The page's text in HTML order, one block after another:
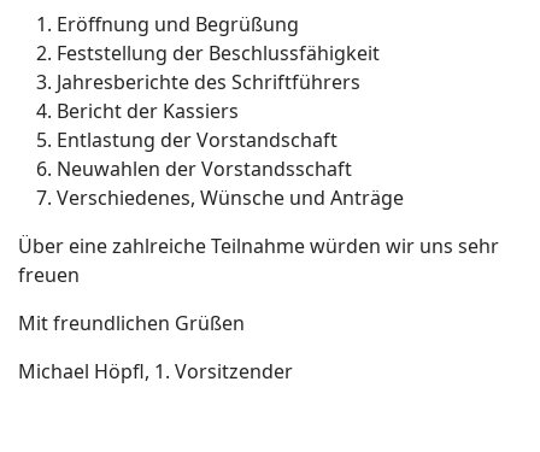
Eröffnung und Begrüßung
Feststellung der Beschlussfähigkeit
Jahresberichte des Schriftführers
Bericht der Kassiers
Entlastung der Vorstandschaft
Neuwahlen der Vorstandsschaft
Verschiedenes, Wünsche und Anträge
Über eine zahlreiche Teilnahme würden wir uns sehr
freuen
Mit freundlichen Grüßen
Michael Höpfl, 1. Vorsitzender